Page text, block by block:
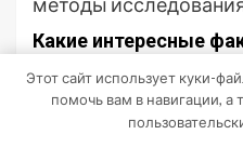
Какие интересные
Милимерова Жана
Милимеров Жан
городке во Франции и
Этот сайт использует куки-
помочь вам в навигации, а